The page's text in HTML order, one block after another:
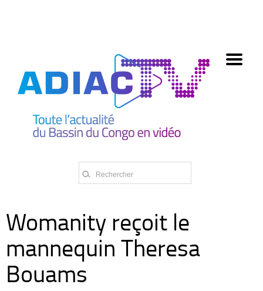
Womanity reçoit le
mannequin Theresa
Bouams